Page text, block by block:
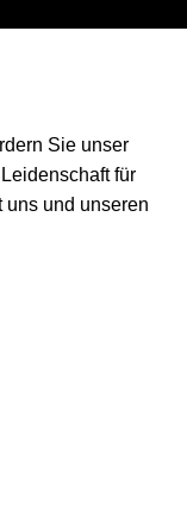
Sie unser
für
uns und unseren